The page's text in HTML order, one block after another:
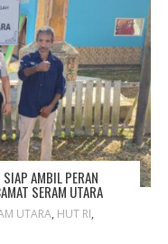
AMBIL PERAN
SERAM UTARA
UTARA, HUT RI,